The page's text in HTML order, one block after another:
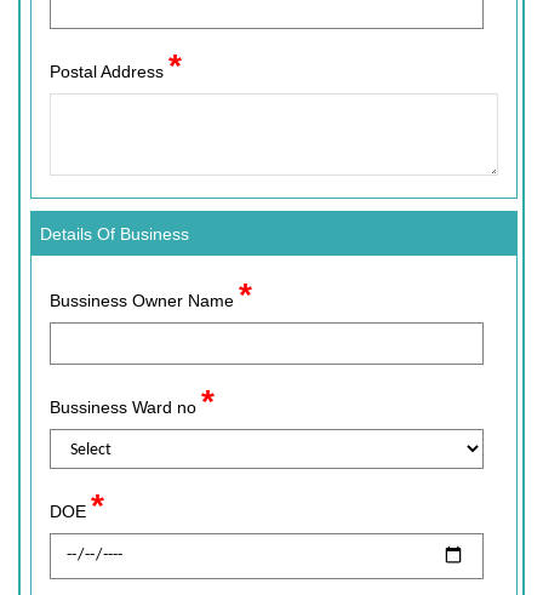
Postal Address *
Details Of Business
Bussiness Owner Name *
Bussiness Ward no *
DOE *